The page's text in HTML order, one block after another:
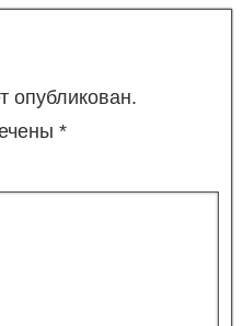
опубликован.
*